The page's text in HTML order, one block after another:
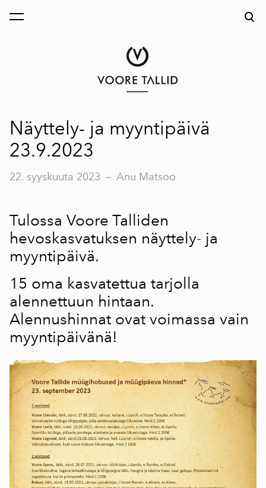
on lisätty ostoskoriin.
Näyttely- ja myyntipäivä
23.9.2023
22. syyskuuta 2023 — Anu Matsoo
Tulossa Voore Talliden
hevoskasvatuksen näyttely- ja
myyntipäivä.
15 oma kasvatettua tarjolla
alennettuun hintaan.
Alennushinnat ovat voimassa vain
myyntipäivänä!